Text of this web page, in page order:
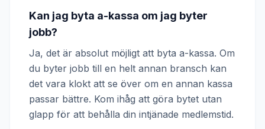
Kan jag byta a-kassa om jag byter
jobb?
Ja, det är absolut möjligt att byta a-kassa. Om
du byter jobb till en helt annan bransch kan
det vara klokt att se över om en annan kassa
passar bättre. Kom ihåg att göra bytet utan
glapp för att behålla din intjänade medlemstid.